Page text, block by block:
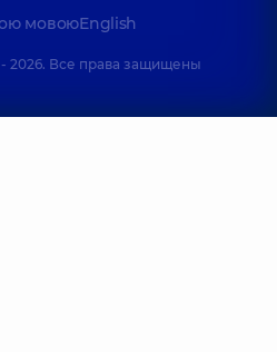
мовоюEnglish
2026. Все права защищены